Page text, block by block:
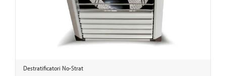
Destratificatori No-Strat